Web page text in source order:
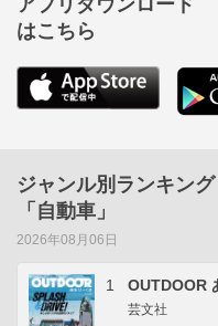
アプリダウンロード
はこちら
ジャンル別ランキング
「自動車」
2026年08月06日
1 OUTDOOR
芸文社